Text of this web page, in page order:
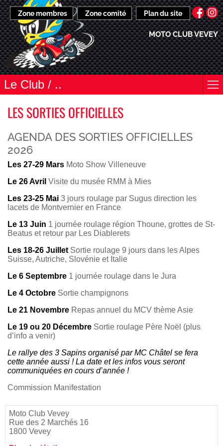
Zone membres Zone comité Plan du site
MOTO CLUB VEVEY
Le Club / ..
LES SORTIES OFFICIELLES
AGENDA DES SORTIES OFFICIELLES
2026
Les 27-29 Mars Moto Show Villeneuve
Le 26 Avril Visite du musée RMM à Mies
Les 23-25 Mai 3 jours roulage par Sugus direction les
lacets de Montvernier en France
Le 13 Juin 1 journée roulage région Thoune, grottes de St-
Beatus et retour par Les Diablerets
Les 18-26 Juillet Sortie roulage 9 jours dans les Alpes
Suisse, Autriche, Slovénie et Italie
Le 6 Septembre 1 journée roulage dans le Jura
Le 4 Octobre Sortie champignons
Le 21 Novembre Repas annuel du MCV thème Asie
Le 19 ou 20 Décembre Sortie roulage Père Noël (plus
d’info a venir)
Le rallye des 3 Sapins organisé par MC Châtel se fera
cette année aussi ! La date et les infos vous seront
communiquées en cours d’année !
Commission Manifestation
Moto Club Vevey
Rue des 2 Marchés 16
1800 Vevey